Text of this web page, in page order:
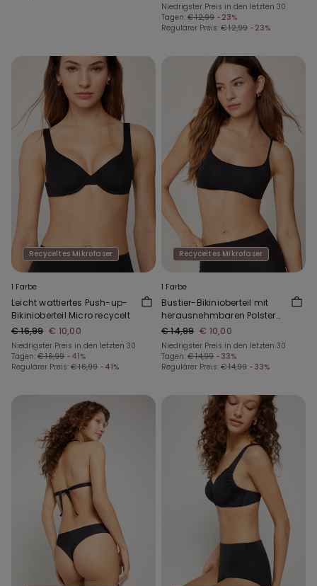
Niedrigster Preis in den letzten 30
Tagen: € 12,99 -23%
Regulärer Preis: € 12,99 -23%
Recyceltes Mikrofaser
1 Farbe
Leicht wattiertes Push-up-
Bikinioberteil Micro recycelt
€ 16,99 € 10,00
Niedrigster Preis in den letzten 30
Tagen: € 16,99 -41%
Regulärer Preis: € 16,99 -41%
Recyceltes Mikrofaser
1 Farbe
Bustier-Bikinioberteil mit
herausnehmbaren Polstern
Micro recycelt
€ 14,99 € 10,00
Niedrigster Preis in den letzten 30
Tagen: € 14,99 -33%
Regulärer Preis: € 14,99 -33%